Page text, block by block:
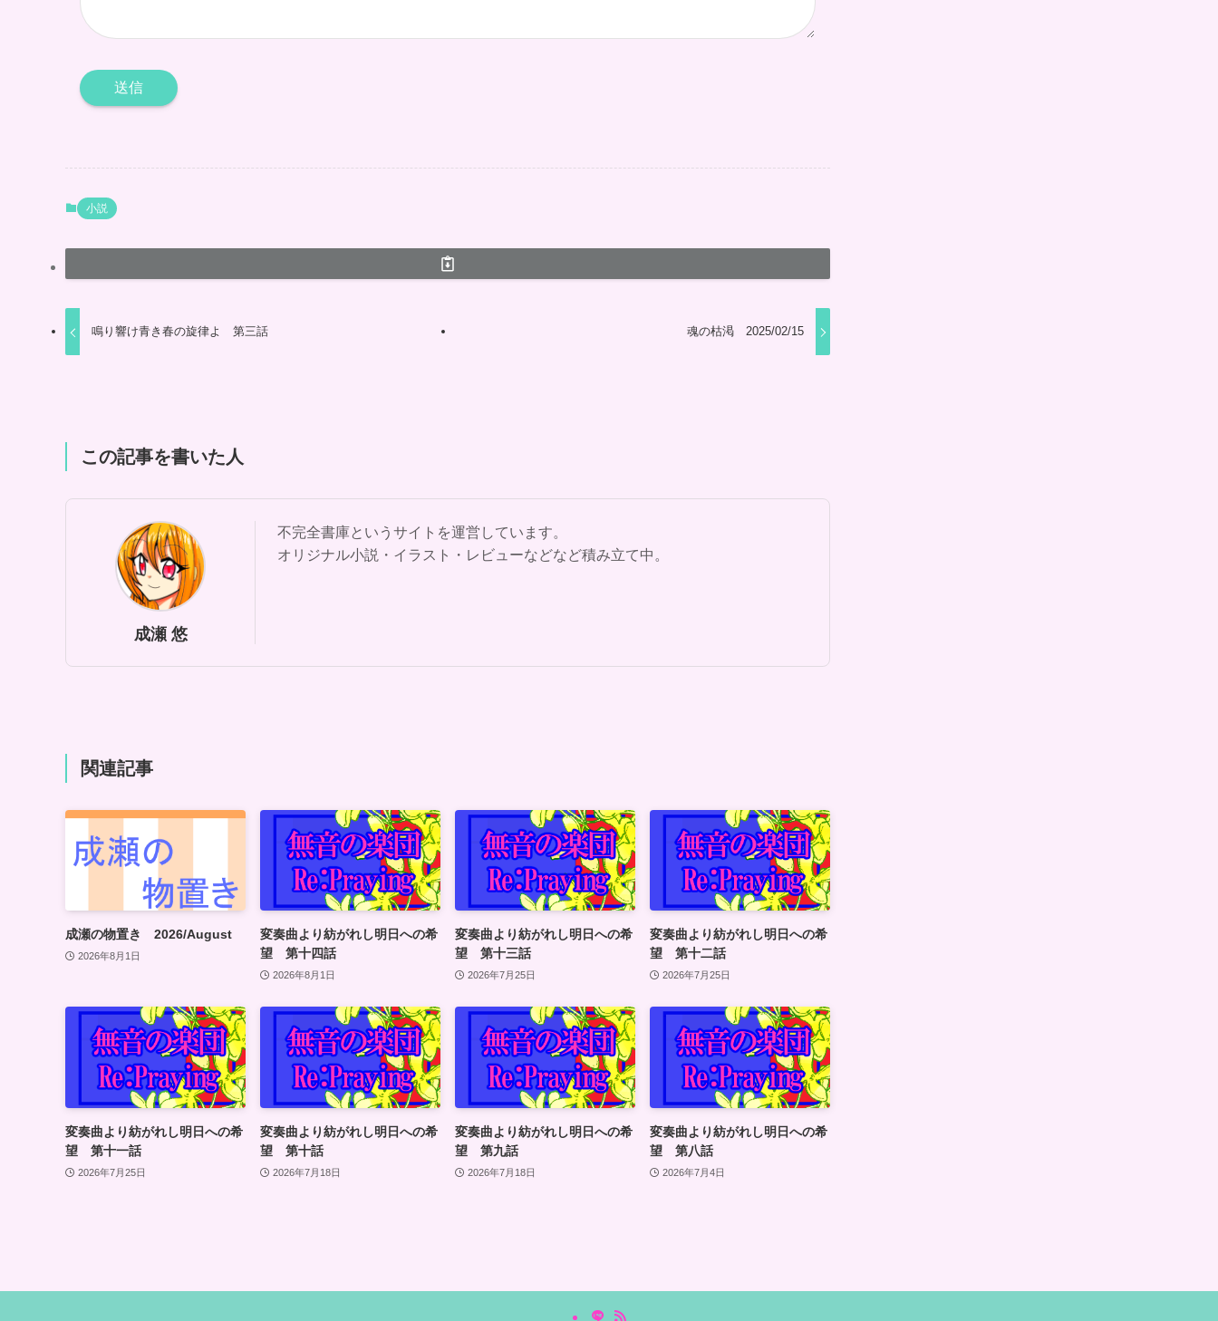
小説
鳴り響け青き春の旋律よ 第三話 魂の枯渇 2025/02/15
この記事を書いた人
成瀬 悠
不完全書庫というサイトを運営しています。
オリジナル小説・イラスト・レビューなどなど積み立て中。
関連記事
成瀬の物置き 2026/August
2026年8月1日
変奏曲より紡がれし明日への希
望 第十四話
2026年8月1日
変奏曲より紡がれし明日への希
望 第十三話
2026年7月25日
変奏曲より紡がれし明日への希
望 第十二話
2026年7月25日
変奏曲より紡がれし明日への希
望 第十一話
2026年7月25日
変奏曲より紡がれし明日への希
望 第十話
2026年7月18日
変奏曲より紡がれし明日への希
望 第九話
2026年7月18日
変奏曲より紡がれし明日への希
望 第八話
2026年7月4日